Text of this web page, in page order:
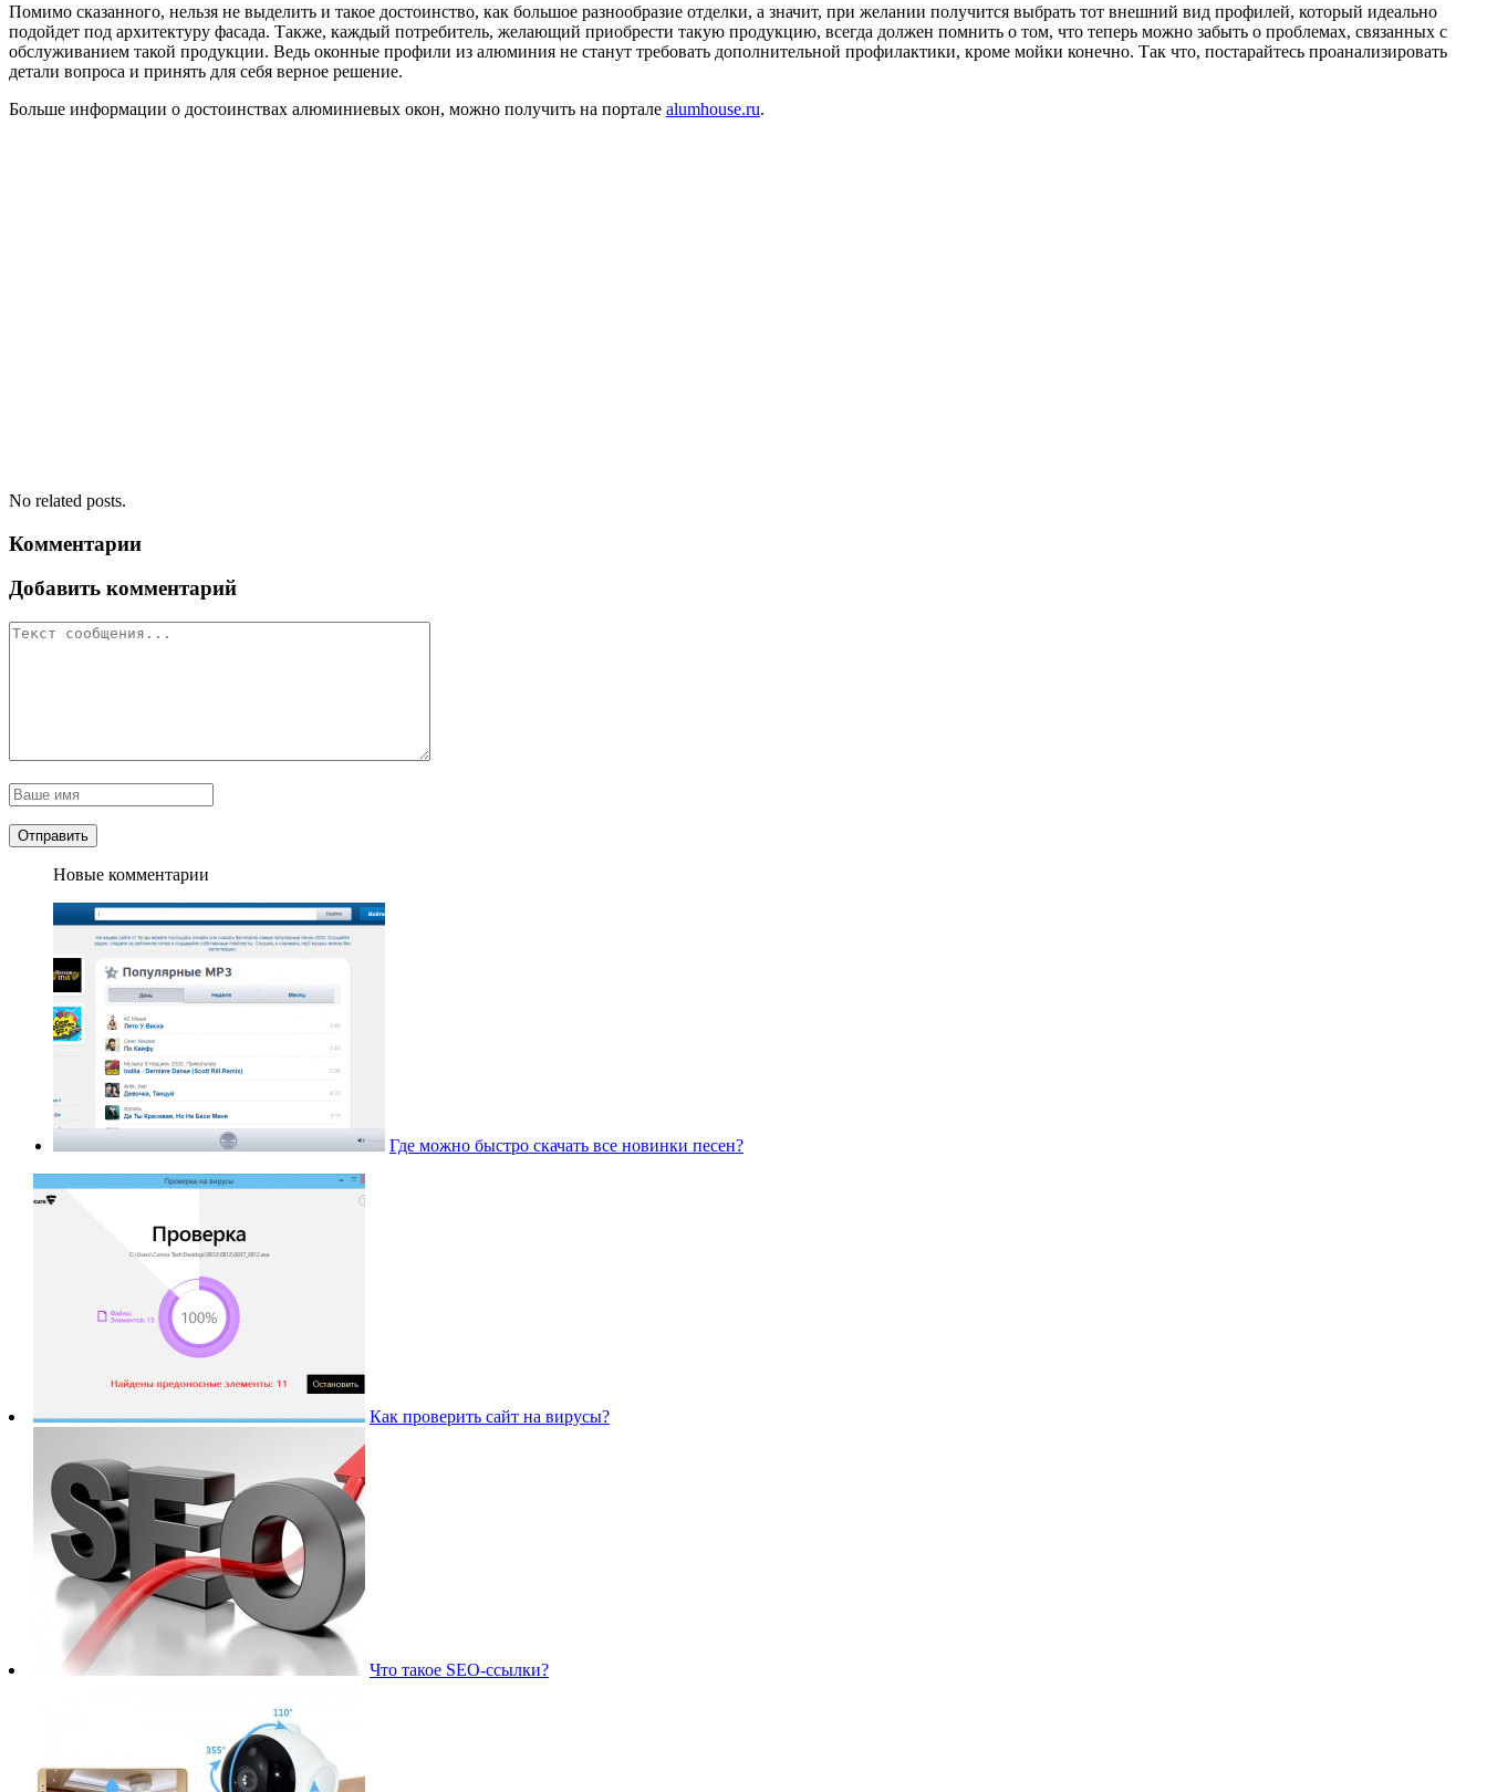
Помимо сказанного, нельзя не выделить и такое достоинство, как большое разнообразие отделки, а значит, при желании получится выбрать тот внешний вид профилей, который идеально
подойдет под архитектуру фасада. Также, каждый потребитель, желающий приобрести такую продукцию, всегда должен помнить о том, что теперь можно забыть о проблемах, связанных с
обслуживанием такой продукции. Ведь оконные профили из алюминия не станут требовать дополнительной профилактики, кроме мойки конечно. Так что, постарайтесь проанализировать
детали вопроса и принять для себя верное решение.
Больше информации о достоинствах алюминиевых окон, можно получить на портале alumhouse.ru.
No related posts.
Комментарии
Добавить комментарий
Новые комментарии
Где можно быстро скачать все новинки песен?
Как проверить сайт на вирусы?
Что такое SEO-ссылки?